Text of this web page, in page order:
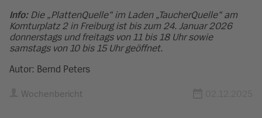
Info:Die „PlattenQuelle“ im Laden „TaucherQuelle“ am
Komturplatz 2 in Freiburg ist bis zum 24. Januar 2026
donnerstags und freitags von 11 bis 18 Uhr sowie
samstags von 10 bis 15 Uhr geöffnet.
Autor: Bernd Peters
Wochenbericht